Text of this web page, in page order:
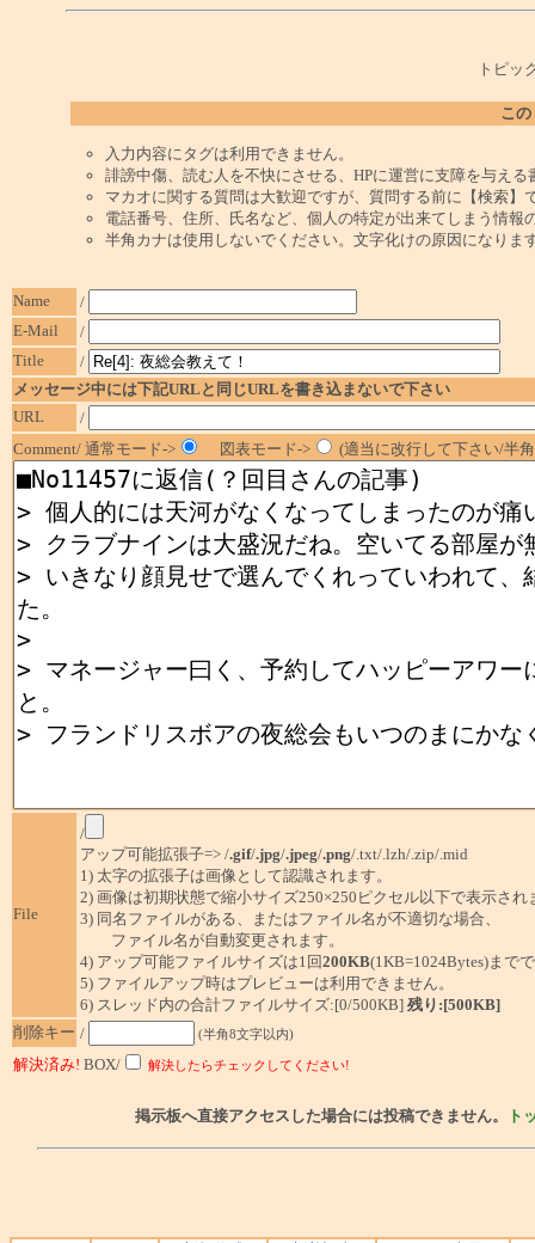
トピッ
こ
入力内容にタグは利用できません。
誹謗中傷、読む人を不快にさせる、HPに運営に支障を与え
マカオに関する質問は大歓迎ですが、質問する前に【検索】
電話番号、住所、氏名など、個人の特定が出来てしまう情報
半角カナは使用しないでください。文字化けの原因になりま
Name
/
E-Mail
/
Title
/
メッセージ中には下記URLと同じURLを書き込まないで下さい
URL
/
Comment/ 通常モード->
図表モード-> (適当に改行して下さい/半
File
/
アップ可能拡張子=> /.gif/.jpg/.jpeg/.png/.txt/.lzh/.zip/.mid
1) 太字の拡張子は画像として認識されます。
2) 画像は初期状態で縮小サイズ250×250ピクセル以下で表示され
3) 同名ファイルがある、またはファイル名が不適切な場合、
ファイル名が自動変更されます。
4) アップ可能ファイルサイズは1回200KB(1KB=1024Bytes)まで
5) ファイルアップ時はプレビューは利用できません。
6) スレッド内の合計ファイルサイズ:[0/500KB] 残り:[500KB]
削除キー / (半角8文字以内)
解決済み! BOX/ 解決したらチェックしてください!
掲示板へ直接アクセスした場合には投稿できません。 ト